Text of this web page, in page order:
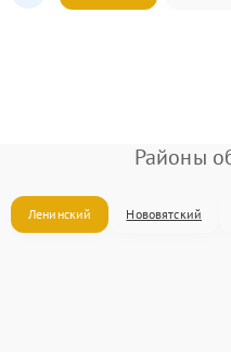
Районы
Ленинский Нововятский